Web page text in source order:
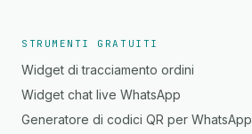
STRUMENTI GRATUITI
Widget di tracciamento ordini
Widget chat live WhatsApp
Generatore di codici QR per WhatsApp